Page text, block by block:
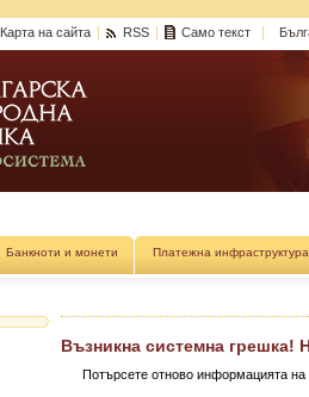
Карта на сайта RSS Само текст
Банкноти и монети Платежна инфраструктура
Възникна системна грешка!
Потърсете отново информацията на